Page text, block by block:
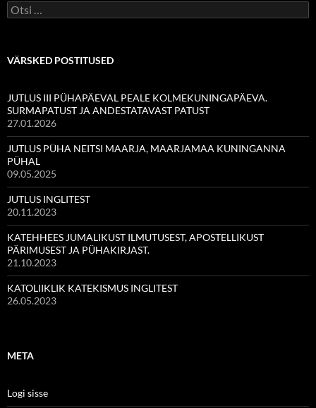
Otsi:
VÄRSKED POSTITUSED
JUTLUS III PÜHAPÄEVAL PEALE KOLMEKUNINGAPÄEVA.
SURMAPATUST JA ANDESTATAVAST PATUST
27.01.2026
JUTLUS PÜHA NEITSI MAARJA, MAARJAMAA KUNINGANNA
PÜHAL
09.05.2025
JUTLUS INGLITEST
20.11.2023
KATEHHEES JUMALIKUST ILMUTUSEST, APOSTELLIKUST
PÄRIMUSEST JA PÜHAKIRJAST.
21.10.2023
KATOLIIKLIK KATEKISMUS INGLITEST
26.05.2023
META
Logi sisse